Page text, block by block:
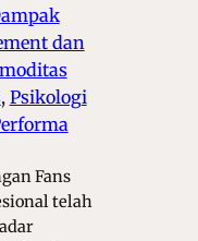
dan
, Psikologi
Fans
telah